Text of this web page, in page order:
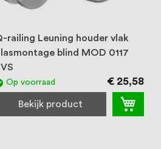
railing Leuning houder vlak
blind MOD 0117
Op voorraad € 25,58
Bekijk product